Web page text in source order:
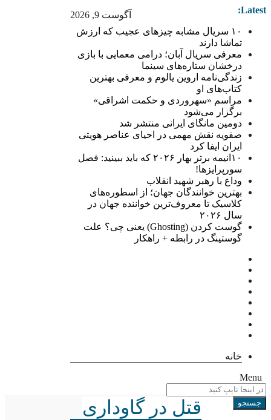
آگوست 9, 2026 Latest:
۱۰ سریال مشابه چیزهای عجیب که ارزش
تماشا دارند
معرفی سریال آبان؛ درامی معمایی با بازی
درخشان ستاره‌های سینما
زندگی‌نامه اروین یالوم و معرفی بهترین
کتاب‌های او
مراسم «سهروردی و حکمت اشراقی»
برگزار می‌شود
دومین مانگای ایرانی منتشر شد
صفویه نقش مهمی در احیای عناصر هویتی
ایران ایفا کرد
۱۰انیمه برتر بهار ۲۰۲۶ که باید ببینید: فصل
سورپرایزها!
وداع با رهبر شهید انقلاب
بهترین خوانندگان جهان؛ از اسطوره‌های
کلاسیک تا معروف‌ترین خواننده جهان در
سال ۲۰۲۶
گوست کردن (Ghosting) یعنی چی؟ علت
گوستینگ در رابطه + راهکار
خانه
Menu
قتل در گاوداری